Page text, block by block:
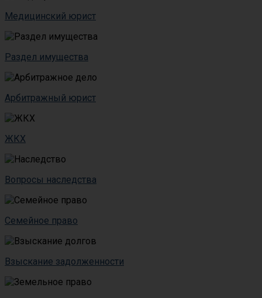
Медицинский юрист
Раздел имущества
Арбитражный юрист
ЖКХ
Вопросы наследства
Семейное право
Взыскание задолженности